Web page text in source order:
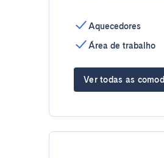
Aquecedores
Área de trabalho
Ver todas as